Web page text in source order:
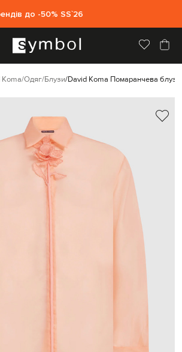
до -50% SS`26
Koma Одяг Блузи David Koma Помаранчева блуза